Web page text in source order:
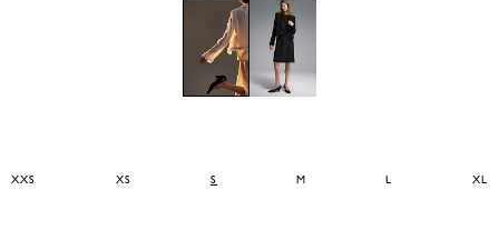
XXS XS S M L XL